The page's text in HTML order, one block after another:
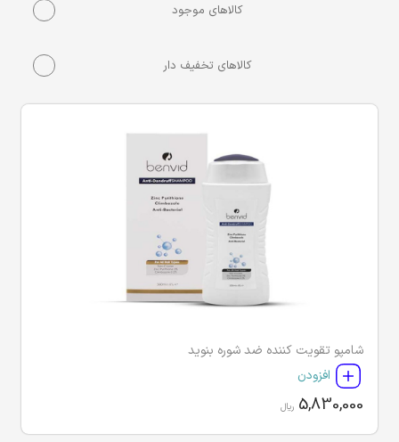
کالاهای موجود
کالاهای تخفیف دار
شامپو تقویت کننده ضد شوره بنوید
افزودن
5,830,000 ریال